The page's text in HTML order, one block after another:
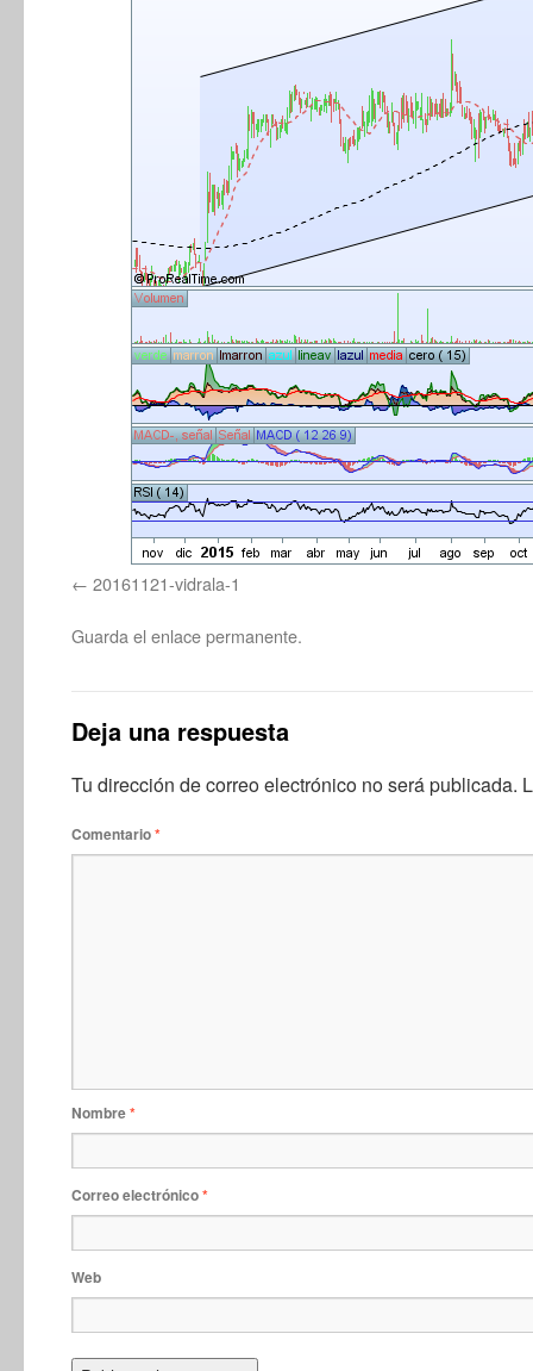
20161121-vidrala-1
Guarda el enlace permanente.
Deja una respuesta
Tu dirección de correo electrónico no será publicada.
Comentario*
Nombre*
Correo electrónico*
Web